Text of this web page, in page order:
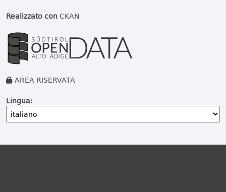
Realizzato conCKAN
AREA RISERVATA
Lingua